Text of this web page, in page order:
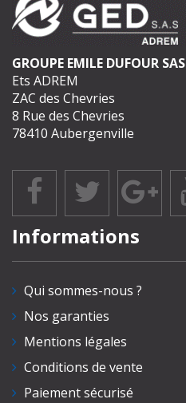
GROUPE EMILE DUFOUR SAS
Ets ADREM
ZAC des Chevries
8 Rue des Chevries
78410 Aubergenville
Informations
Qui sommes-nous ?
Nos garanties
Mentions légales
Conditions de vente
Paiement sécurisé